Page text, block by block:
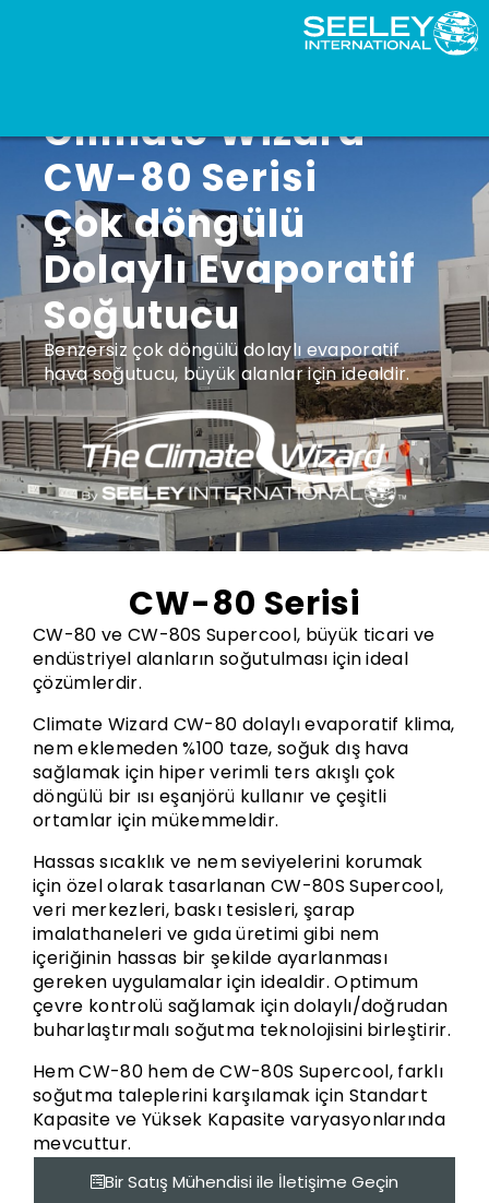
Climate Wizard
CW-80 Serisi
Çok döngülü
Dolaylı Evaporatif
Soğutucu
Benzersiz çok döngülü dolaylı evaporatif
hava soğutucu, büyük alanlar için idealdir.
CW-80 Serisi
CW-80 ve CW-80S Supercool, büyük ticari ve
endüstriyel alanların soğutulması için ideal
çözümlerdir.
Climate Wizard CW-80 dolaylı evaporatif klima,
nem eklemeden %100 taze, soğuk dış hava
sağlamak için hiper verimli ters akışlı çok
döngülü bir ısı eşanjörü kullanır ve çeşitli
ortamlar için mükemmeldir.
Hassas sıcaklık ve nem seviyelerini korumak
için özel olarak tasarlanan CW-80S Supercool,
veri merkezleri, baskı tesisleri, şarap
imalathaneleri ve gıda üretimi gibi nem
içeriğinin hassas bir şekilde ayarlanması
gereken uygulamalar için idealdir. Optimum
çevre kontrolü sağlamak için dolaylı/doğrudan
buharlaştırmalı soğutma teknolojisini birleştirir.
Hem CW-80 hem de CW-80S Supercool, farklı
soğutma taleplerini karşılamak için Standart
Kapasite ve Yüksek Kapasite varyasyonlarında
mevcuttur.
Bir Satış Mühendisi ile İletişime Geçin